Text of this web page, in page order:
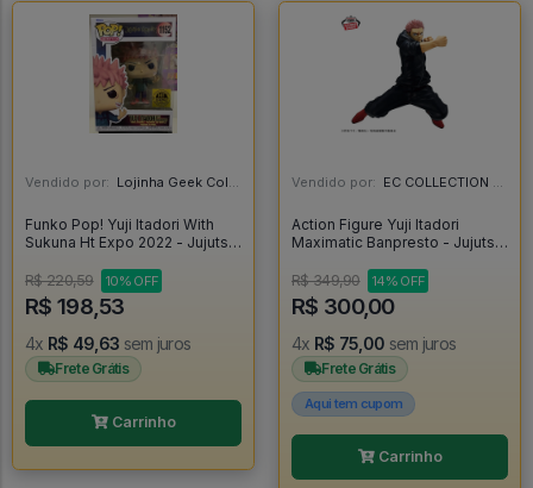
Vendido por: Lojinha Geek Colecionáveis - DF
Funko Pop! Yuji Itadori With
Sukuna Ht Expo 2022 - Jujutsu
R$ 220,59
10% OFF
R$ 198,53
4x R$ 49,63 sem juros
Frete Grátis
Carrinho
Vendido por: EC COLLECTION - SP
Action Figure Yuji Itadori
Maximatic Banpresto - Jujutsu
R$ 349,90
14% OFF
R$ 300,00
4x R$ 75,00 sem juros
Frete Grátis
Aqui tem cupom
Carrinho